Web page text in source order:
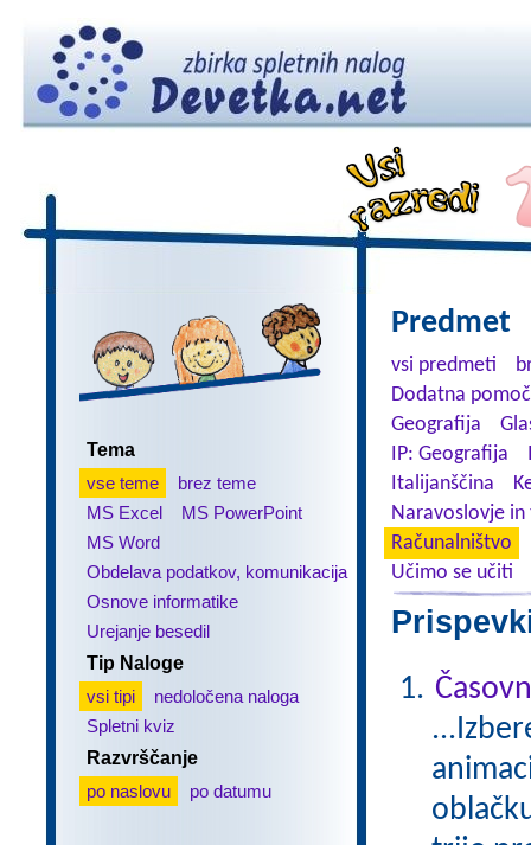
Tema
vse teme
brez teme
MS Excel
MS PowerPoint
MS Word
Obdelava podatkov, komunikacija
Osnove informatike
Urejanje besedil
Tip Naloge
vsi tipi
nedoločena naloga
Spletni kviz
Razvrščanje
po naslovu
po datumu
Predmet
vsi predmeti
Dodatna
Geografija
IP: Geografija
Italijanščina
Naravoslovje in
Računalništvo
Učimo se učiti